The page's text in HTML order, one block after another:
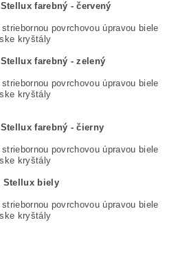
farebný - červený
povrchovou úpravou biele
kryštály
farebný - zelený
povrchovou úpravou biele
kryštály
farebný - čierny
povrchovou úpravou biele
kryštály
Stellux biely
povrchovou úpravou biele
kryštály